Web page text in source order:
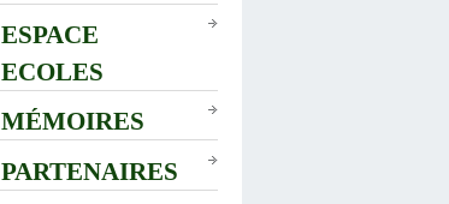
ESPACE
ECOLES
MÉMOIRES
PARTENAIRES